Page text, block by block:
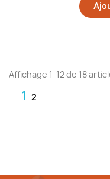
Affichage 1-12 de 18
1 2